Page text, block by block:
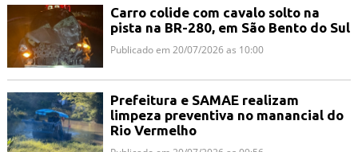
Carro colide com cavalo solto na
pista na BR-280, em São Bento do Sul
Publicado em 20/07/2026 as 10:00
Prefeitura e SAMAE realizam
limpeza preventiva no manancial do
Rio Vermelho